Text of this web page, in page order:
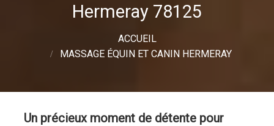
Hermeray 78125
ACCUEIL
MASSAGE ÉQUIN ET CANIN HERMERAY
Un précieux moment de détente pour